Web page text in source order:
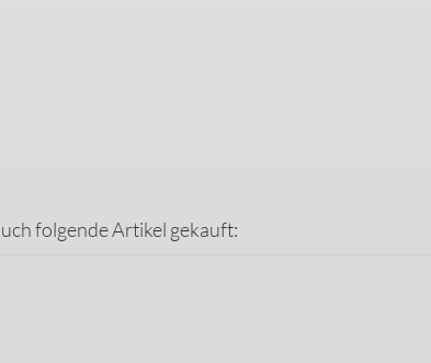
folgende Artikel gekauft: